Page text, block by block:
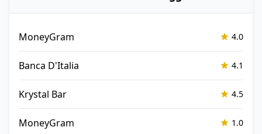
MoneyGram 4.0
Banca D'Italia 4.1
Krystal Bar 4.5
MoneyGram 1.0